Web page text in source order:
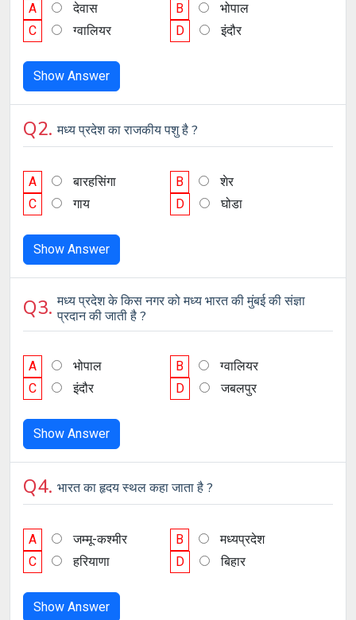
A देवास B
भोपाल
C
ग्वालियर D इंदौर
Show Answer
Q2.मध्य प्रदेश का राजकीय पशु है ?
A बारहसिंगा B
शेर
C
गाय D घोडा
Show Answer
Q3.मध्य प्रदेश के किस नगर को मध्य भारत की मुंबई की संज्ञा
प्रदान की जाती है ?
A भोपाल B
ग्वालियर
C
इंदौर D जबलपुर
Show Answer
Q4. भारत का हृदय स्थल कहा जाता है ?
A जम्मू-कश्मीर B
मध्यप्रदेश
C
हरियाणा D बिहार
Show Answer